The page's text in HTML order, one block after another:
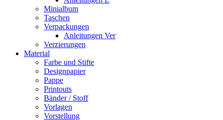
Minialbum
Taschen
Verpackungen
Anleitungen Ver
Verzierungen
Material
Farbe und Stifte
Designpapier
Pappe
Printouts
Bänder / Stoff
Vorlagen
Vorstellung